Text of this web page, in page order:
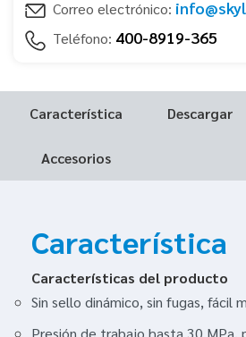
Correo electrónico:
Teléfono: 400-8919-365
Característica Descargar
Accesorios
Característica
Características del producto
Sin sello dinámico, sin fugas, fácil
Presión de trabajo hasta 30 MPa,